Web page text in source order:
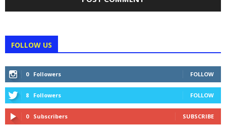
FOLLOW US
0 Followers FOLLOW
8 Followers FOLLOW
0 Subscribers SUBSCRIBE